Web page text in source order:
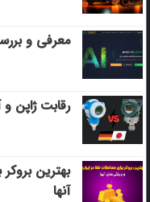
معرفی و
رقابت ژاپن
بهترین
آنها